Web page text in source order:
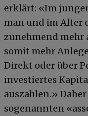
erklärt: «Im
man und im Alter
zunehmend mehr
somit mehr
Direkt oder über
investiertes
auszahlen.»
sogenannten